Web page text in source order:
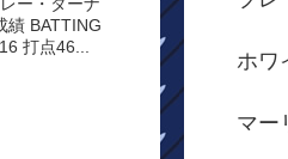
績 BATTING
打点46...
ホワ
マー